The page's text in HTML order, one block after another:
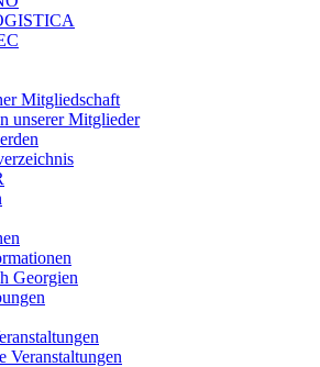
Mitgliedschaft
unserer Mitglieder
Georgien
Veranstaltungen